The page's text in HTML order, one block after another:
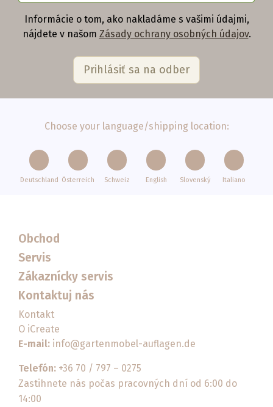
Informácie o tom, ako nakladáme s vašimi údajmi,
nájdete v našom Zásady ochrany osobných údajov.
Choose your language/shipping location:
Deutschland Österreich Schweiz English Slovenský Italiano
Obchod
Servis
Zákaznícky servis
Kontaktuj nás
Kontakt
O iCreate
E-mail: info@gartenmobel-auflagen.de
Telefón: +36 70 / 797 – 0275
Zastihnete nás počas pracovných dní od 6:00 do
14:00